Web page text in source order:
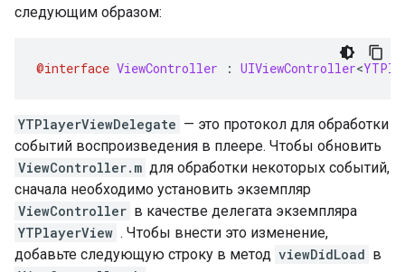
следующим образом:
@interface ViewController : UIViewController<
YTPlayerViewDelegate — это протокол для обработки
событий воспроизведения в плеере. Чтобы обновить
ViewController.m для обработки некоторых событий,
сначала необходимо установить экземпляр
ViewController в качестве делегата экземпляра
YTPlayerView . Чтобы внести это изменение,
добавьте следующую строку в метод viewDidLoad в